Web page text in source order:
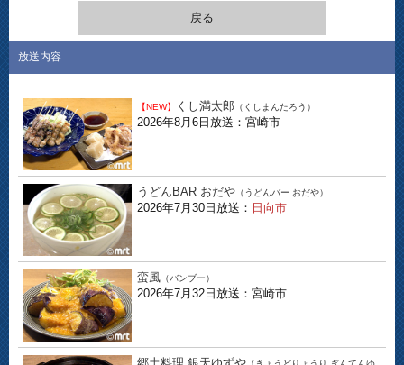
戻る
放送内容
【NEW】 くし満太郎 （くしまんたろう）
2026年8月6日放送：宮崎市
うどんBAR おだや （うどんバー おだや）
2026年7月30日放送： 日向市
蛮風 （バンブー）
2026年7月32日放送：宮崎市